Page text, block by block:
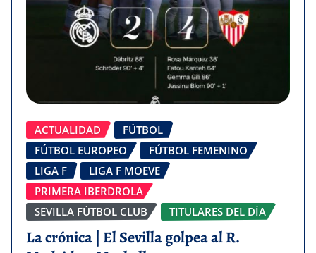
ACTUALIDAD
FÚTBOL
FÚTBOL EUROPEO
FÚTBOL FEMENINO
LIGA F
LIGA F MOEVE
PRIMERA IBERDROLA
SEVILLA FÚTBOL CLUB
TITULARES DEL DÍA
La crónica | El Sevilla golpea al R.